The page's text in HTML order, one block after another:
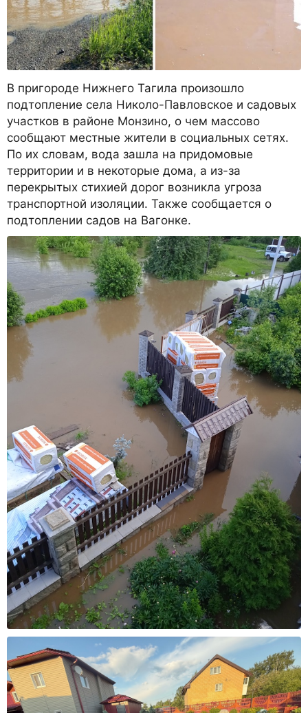
В пригороде Нижнего Тагила произошло
подтопление села Николо-Павловское и садовых
участков в районе Монзино, о чем массово
сообщают местные жители в социальных сетях.
По их словам, вода зашла на придомовые
территории и в некоторые дома, а из-за
перекрытых стихией дорог возникла угроза
транспортной изоляции. Также сообщается о
подтоплении садов на Вагонке.